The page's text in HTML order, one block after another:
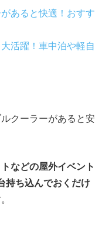
あると快適！おすす
活躍！車中泊や軽自
クーラーがあると安
などの屋外イベント
持ち込んでおくだけ